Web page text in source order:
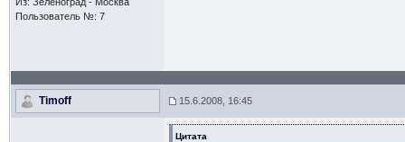
Пользователь №: 7
Timoff 15.6.2008, 16:45
Цитата